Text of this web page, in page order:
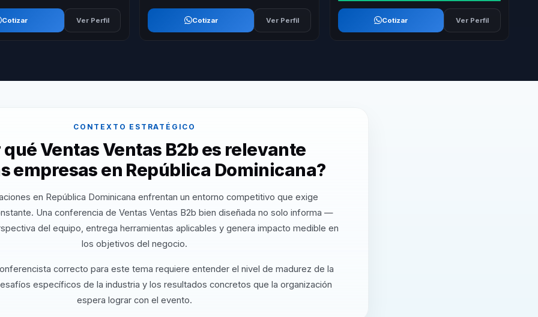
Cotizar Ver Perfil Cotizar Ver Perfil Cotizar Ver Perfil
CONTEXTO ESTRATÉGICO
qué Ventas Ventas B2b es relevante
empresas en República Dominicana?
en República Dominicana enfrentan un entorno competitivo que exige
Una conferencia de Ventas Ventas B2b bien diseñada no solo informa —
del equipo, entrega herramientas aplicables y genera impacto medible en
los objetivos del negocio.
correcto para este tema requiere entender el nivel de madurez de la
específicos de la industria y los resultados concretos que la organización
espera lograr con el evento.